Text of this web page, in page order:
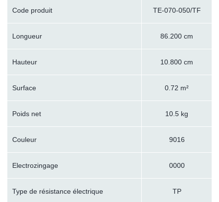
Code produit TE-070-050/TF
Longueur 86.200 cm
Hauteur 10.800 cm
Surface 0.72 m²
Poids net 10.5 kg
Couleur 9016
Electrozingage 0000
Type de résistance électrique TP